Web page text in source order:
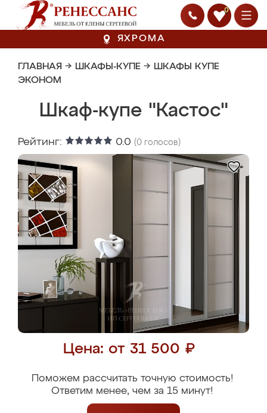
0
ЯХРОМА
ГЛАВНАЯ → ШКАФЫ-КУПЕ → ШКАФЫ КУПЕ
ЭКОНОМ
Шкаф-купе "Кастос"
Рейтинг: 0.0 (0 голосов)
Цена: от 31 500 ₽
Поможем рассчитать точную стоимость!
Ответим менее, чем за 15 минут!